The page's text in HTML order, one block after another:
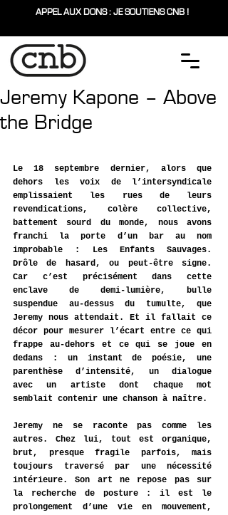
APPEL AUX DONS : JE SOUTIENS CNB !
Jeremy Kapone – Above
the Bridge
Le 18 septembre dernier, alors que
dehors les voix de l’intersyndicale
emplissaient les rues de leurs
revendications, colère collective,
battement sourd du monde, nous avons
franchi la porte d’un bar au nom
improbable : Les Enfants Sauvages.
Drôle de hasard, ou peut-être signe.
Car c’est précisément dans cette
enclave de demi-lumière, bulle
suspendue au-dessus du tumulte, que
Jeremy nous attendait. Et il fallait ce
décor pour mesurer l’écart entre ce qui
frappe au-dehors et ce qui se joue en
dedans : un instant de poésie, une
parenthèse d’intensité, un dialogue
avec un artiste dont chaque mot
semblait contenir une chanson à naître.
Jeremy ne se raconte pas comme les
autres. Chez lui, tout est organique,
brut, presque fragile parfois, mais
toujours traversé par une nécessité
intérieure. Son art ne repose pas sur
la recherche de posture : il est le
prolongement d’une vie en mouvement,